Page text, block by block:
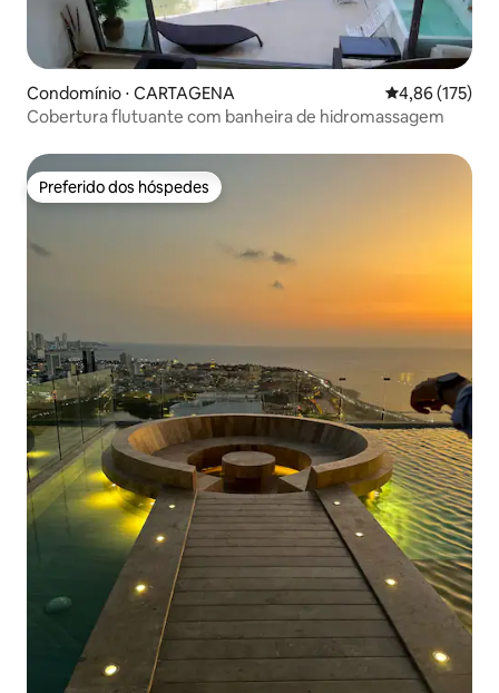
Condomínio ⋅ CARTAGENA 4,86 de uma
4,86 (175)
Cobertura flutuante com banheira de hidromassagem
Preferido dos hóspedes
Preferido dos hóspedes